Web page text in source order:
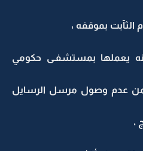
الثآبت بموقفه ،
انه يعملها بمستشفـى حكومي
عدم وصول مرسل الرسايل
،